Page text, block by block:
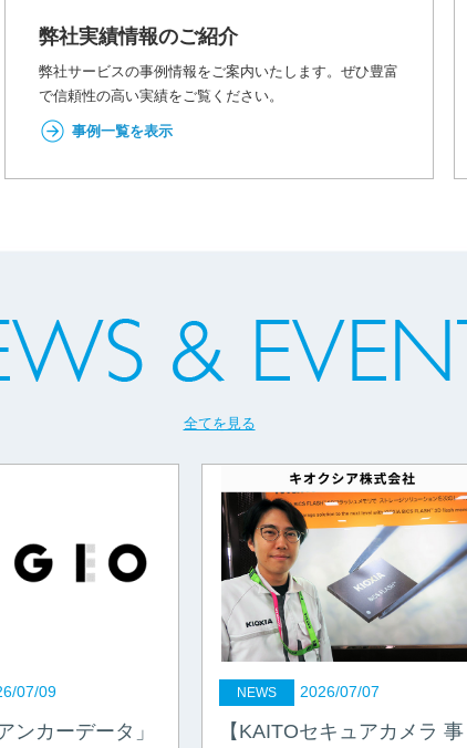
弊社実績情報のご紹介
弊社サービスの事例情報をご案内いたします。ぜひ豊富
で信頼性の高い実績をご覧ください。
事例一覧を表示
全てを見る
07/09
ンカーデータ」
NEWS 2026/07/07
【KAITOセキュアカメラ 事